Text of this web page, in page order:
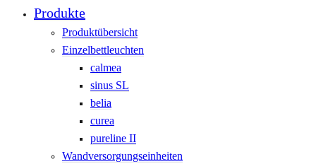
Produkte
Produktübersicht
Einzelbettleuchten
calmea
sinus SL
belia
curea
pureline II
Wandversorgungseinheiten